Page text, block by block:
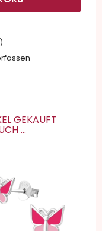
GEKAUFT
...